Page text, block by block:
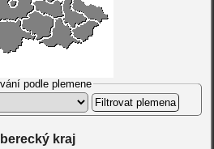
podle plemene
kraj